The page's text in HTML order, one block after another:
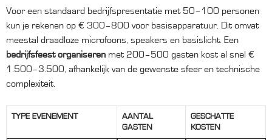
Voor een standaard bedrijfspresentatie met 50–100 personen
kun je rekenen op € 300–800 voor basisapparatuur. Dit omvat
meestal draadloze microfoons, speakers en basislicht. Een
bedrijfsfeest organiseren met 200–500 gasten kost al snel €
1.500–3.500, afhankelijk van de gewenste sfeer en technische
complexiteit.
TYPE EVENEMENT
AANTAL
GASTEN
GESCHATTE
KOSTEN